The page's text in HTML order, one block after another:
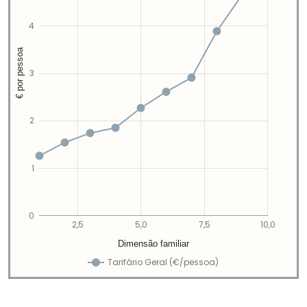
Tarifário Geral (€/pessoa)
2,5 5,0 7,5 10,0
0
1
2
3
4
Dimensão familiar
€ por pessoa